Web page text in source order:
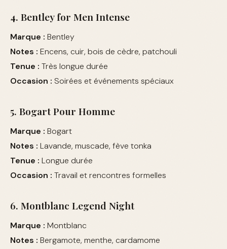
4. Bentley for Men Intense
Marque : Bentley
Notes : Encens, cuir, bois de cèdre, patchouli
Tenue : Très longue durée
Occasion : Soirées et événements spéciaux
5. Bogart Pour Homme
Marque : Bogart
Notes : Lavande, muscade, fève tonka
Tenue : Longue durée
Occasion : Travail et rencontres formelles
6. Montblanc Legend Night
Marque : Montblanc
Notes : Bergamote, menthe, cardamome